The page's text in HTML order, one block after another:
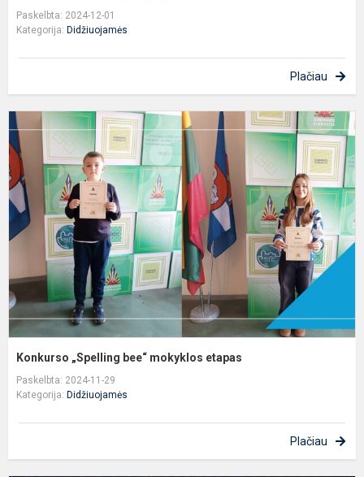
Paskelbta: 2024-12-01
Kategorija: Didžiuojamės
Plačiau
Konkurso „Spelling bee“ mokyklos etapas
Paskelbta: 2024-11-29
Kategorija: Didžiuojamės
Plačiau